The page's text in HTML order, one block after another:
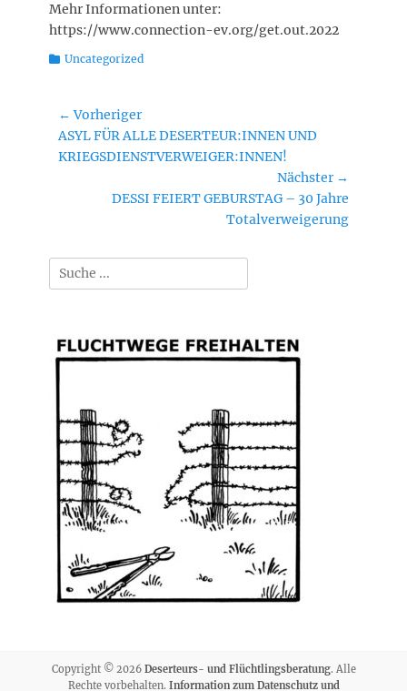
Mehr Informationen unter:
https://www.connection-ev.org/get.out.2022
Kategorien
Uncategorized
Beitragsnavigation
← Vorheriger
Vorheriger
Beitrag:
ASYL FÜR ALLE DESERTEUR:INNEN UND
KRIEGSDIENSTVERWEIGER:INNEN!
Nächster →
NächsterDESSI FEIERT GEBURSTAG – 30 Jahre
Totalverweigerung
Suchen
nach:
Copyright © 2026 Deserteurs- und Flüchtlingsberatung. Alle
Rechte vorbehalten. Information zum Datenschutz und